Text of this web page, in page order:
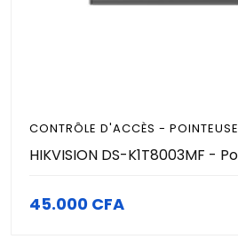
CONTRÔLE D'ACCÈS - POINTEUSE
45.000 CFA